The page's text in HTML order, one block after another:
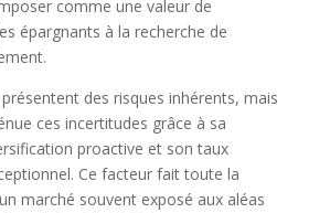
comme une valeur de
épargnants à la recherche de
présentent des risques inhérents, mais
ces incertitudes grâce à sa
proactive et son taux
Ce facteur fait toute la
marché souvent exposé aux aléas